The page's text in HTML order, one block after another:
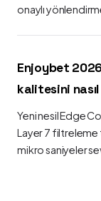
onaylı
Enjoybet 2026
kalitesini nasıl
Yeni nesil Edge
Layer 7
mikro saniyeler